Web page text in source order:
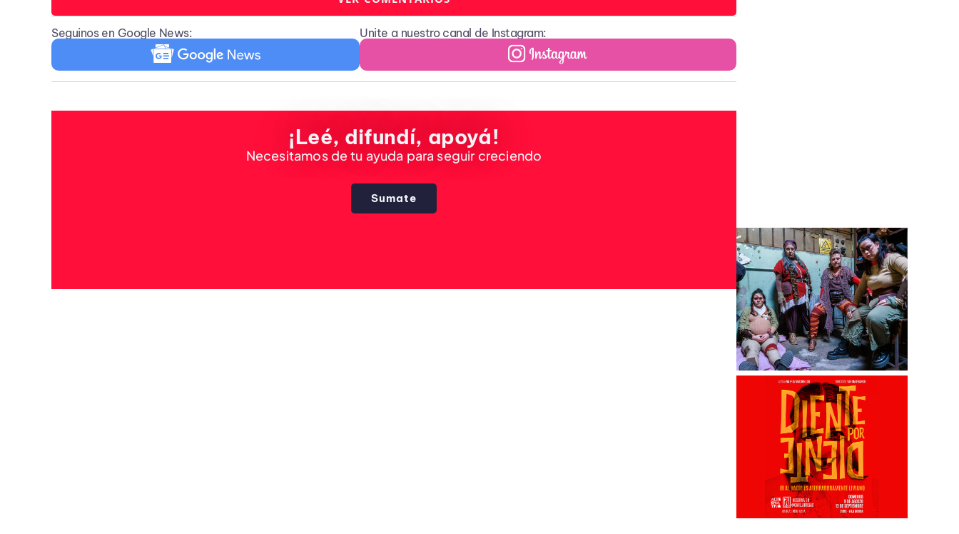
Seguinos en Google News: Unite a nuestro canal de Instagram:
¡Leé, difundí, apoyá!
Necesitamos de tu ayuda para seguir creciendo
Sumate